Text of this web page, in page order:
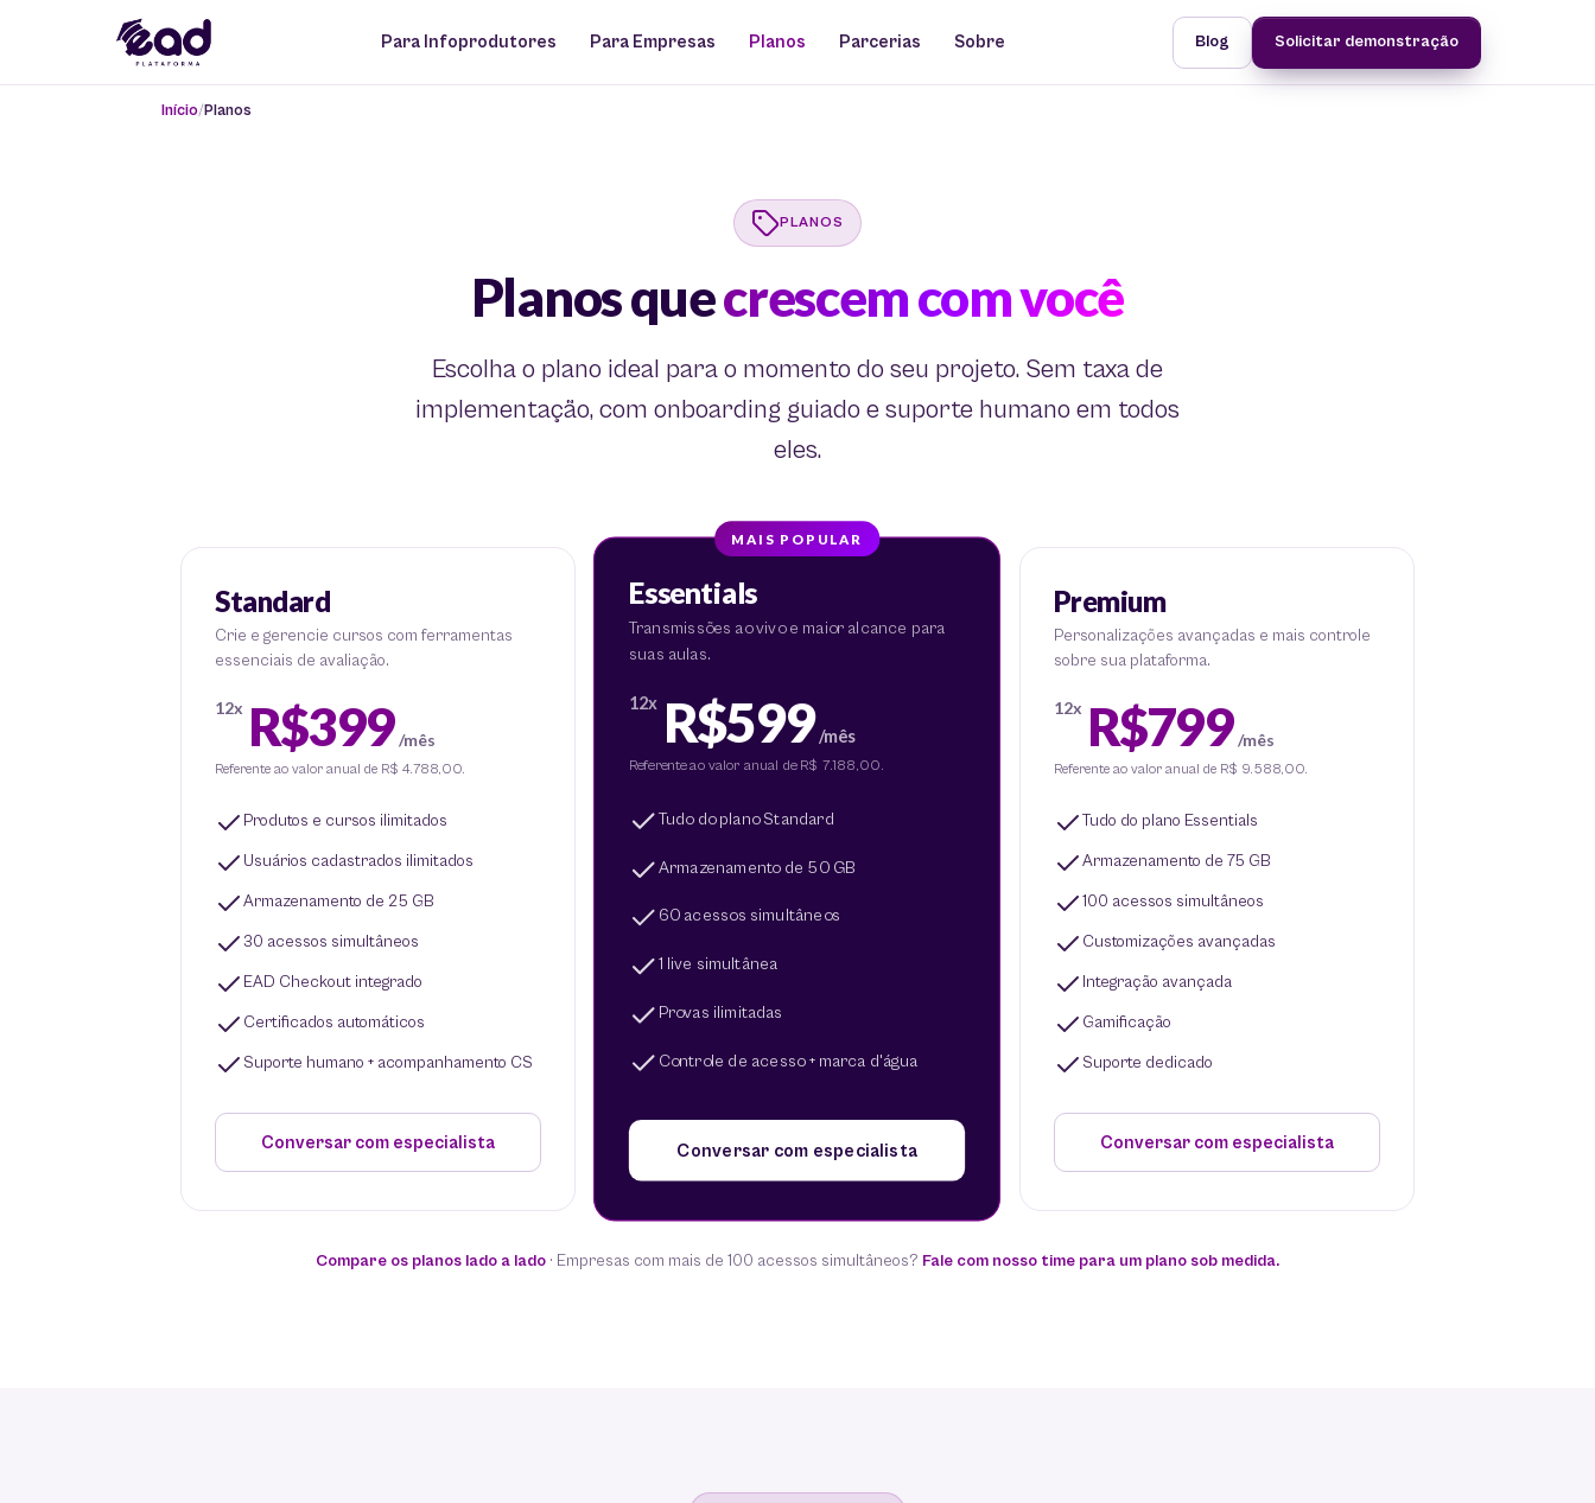
Para Infoprodutores Para Empresas Planos Parcerias Sobre Blog Solicitar demonstração
Início Planos
PLANOS
Planos quecrescem com você
Escolha o plano ideal para o momento do seu projeto. Sem taxa de
implementação, com onboarding guiado e suporte humano em todos
eles.
Standard
Crie e gerencie cursos com ferramentas
essenciais de avaliação.
12x R$399 /mês
Referente ao valor anual de R$ 4.788,00.
Produtos e cursos ilimitados
Usuários cadastrados ilimitados
Armazenamento de 25 GB
30 acessos simultâneos
EAD Checkout integrado
Certificados automáticos
Suporte humano + acompanhamento CS
Conversar com especialista
MAIS POPULAR
Essentials
Transmissões ao vivo e maior alcance para
suas aulas.
12x R$599 /mês
Referente ao valor anual de R$ 7.188,00.
Tudo do plano Standard
Armazenamento de 50 GB
60 acessos simultâneos
1 live simultânea
Provas ilimitadas
Controle de acesso + marca d'água
Conversar com especialista
Premium
Personalizações avançadas e mais controle
sobre sua plataforma.
12x R$799 /mês
Referente ao valor anual de R$ 9.588,00.
Tudo do plano Essentials
Armazenamento de 75 GB
100 acessos simultâneos
Customizações avançadas
Integração avançada
Gamificação
Suporte dedicado
Conversar com especialista
Compare os planos lado a lado · Empresas com mais de 100 acessos simultâneos? Fale com nosso time para um plano sob medida.